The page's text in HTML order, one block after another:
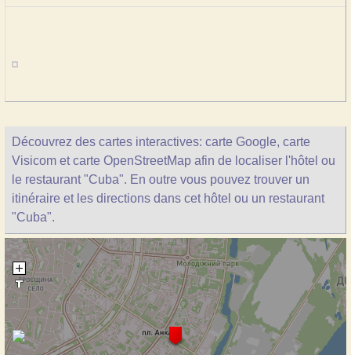
Découvrez des cartes interactives: carte Google, carte
Visicom et carte OpenStreetMap afin de localiser l'hôtel ou
le restaurant "Cuba". En outre vous pouvez trouver un
itinéraire et les directions dans cet hôtel ou un restaurant
"Cuba".